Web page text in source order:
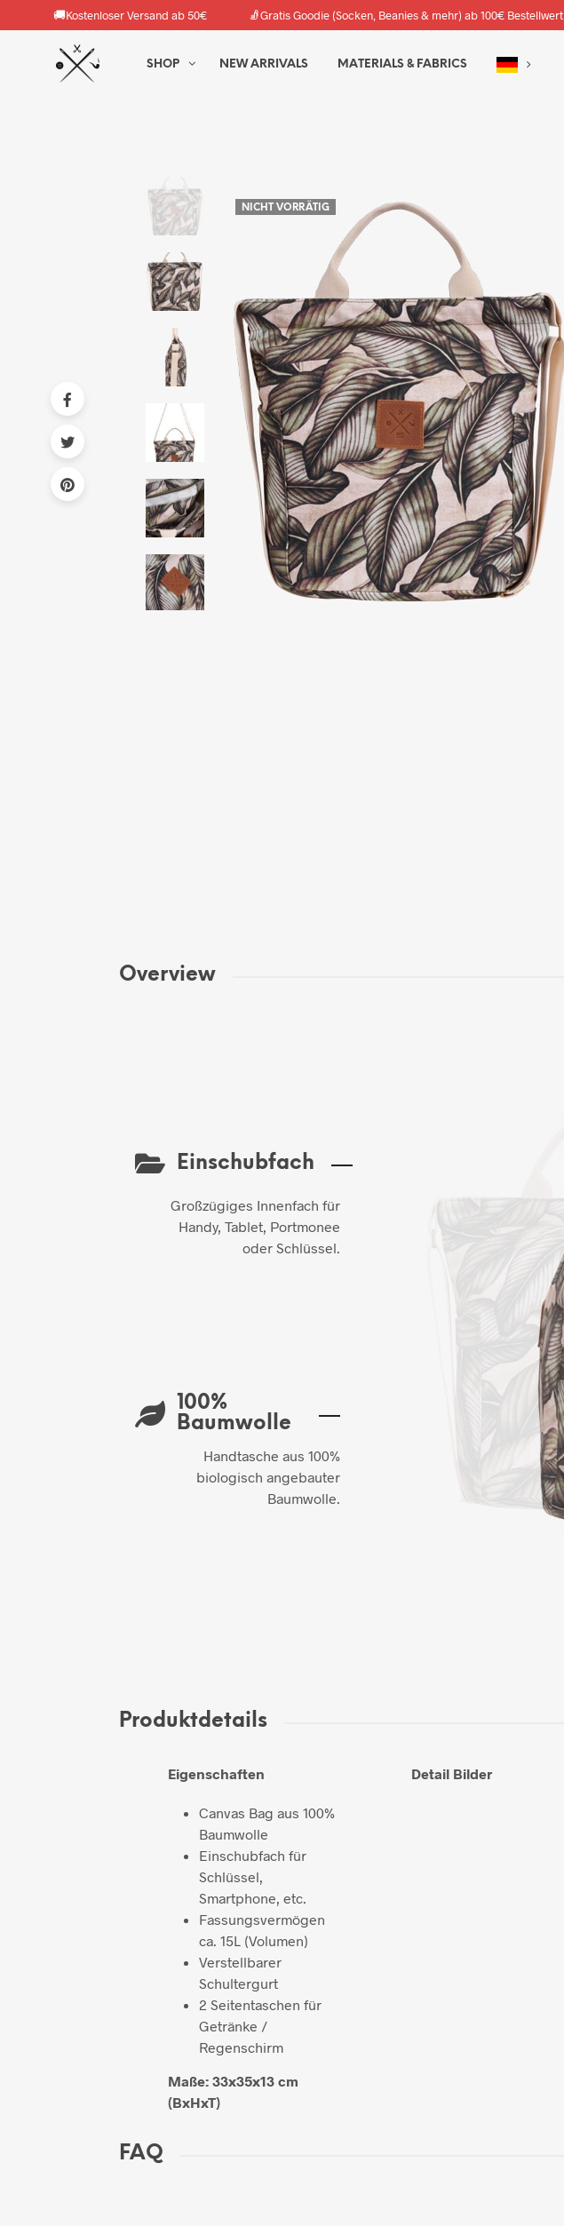
🚚Kostenloser Versand ab 50€ 🧦Gratis Goodie (Socken, Beanies & mehr) ab 100€ Bestellwert
SHOP NEW ARRIVALS MATERIALS & FABRICS
NICHT VORRÄTIG
Overview
Einschubfach
Großzügiges Innenfach für
Handy, Tablet, Portmonee
oder Schlüssel.
100%
Baumwolle
Handtasche aus 100%
biologisch angebauter
Baumwolle.
Produktdetails
Eigenschaften
Canvas Bag aus 100%
Baumwolle
Einschubfach für
Schlüssel,
Smartphone, etc.
Fassungsvermögen
ca. 15L (Volumen)
Verstellbarer
Schultergurt
2 Seitentaschen für
Getränke /
Regenschirm
Maße: 33x35x13 cm
(BxHxT)
Detail Bilder
FAQ